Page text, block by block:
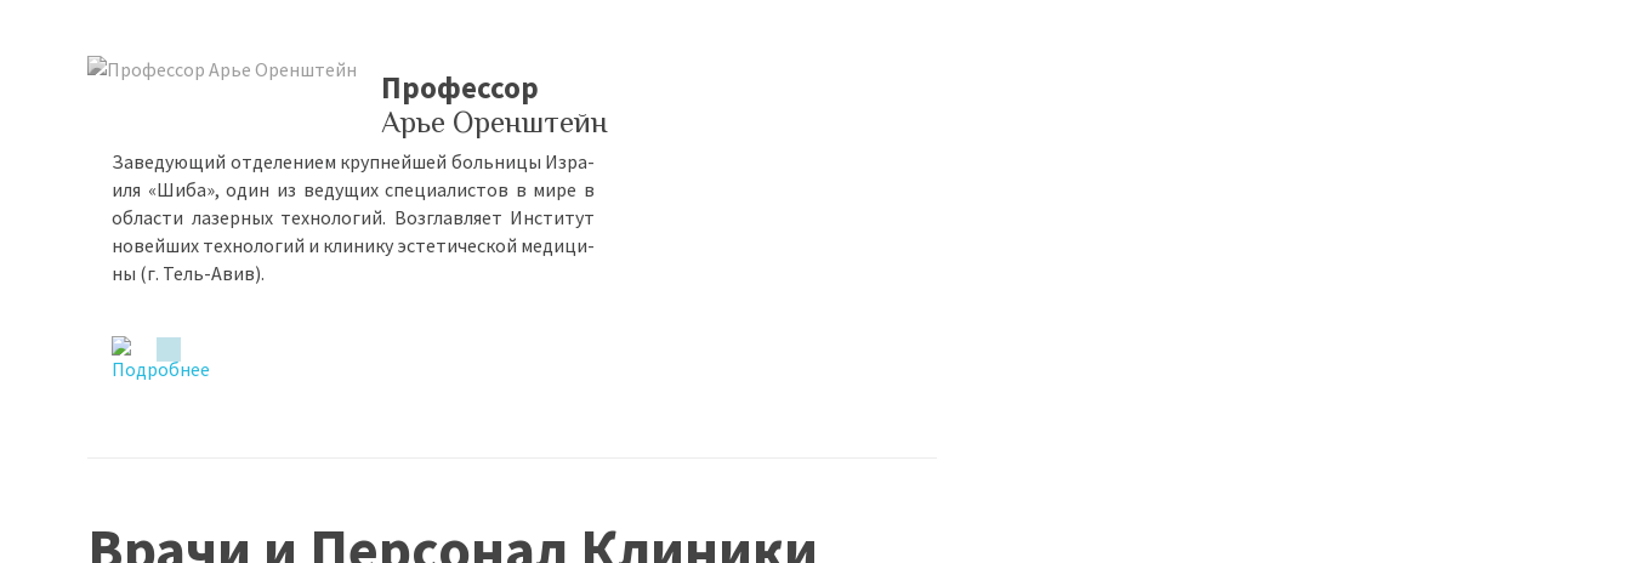
Профессор
Арье Оренштейн
За­ве­ду­ю­щий от­де­ле­ни­ем круп­ней­шей боль­ни­цы Из­ра­
и­ля «Ши­ба», один из ве­ду­щих спе­ци­а­ли­стов в ми­ре в
об­ла­сти ла­зер­ных тех­но­ло­гий. Воз­глав­ля­ет Ин­сти­тут
но­вей­ших тех­но­ло­гий и кли­ни­ку эс­те­ти­че­ской ме­ди­ци­
ны (г. Тель-Авив).